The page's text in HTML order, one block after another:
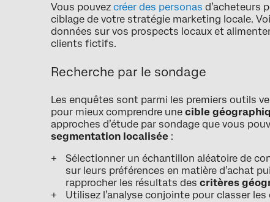
Vous pouvez créer des personas d’acheteurs
ciblage de votre stratégie marketing locale.
données sur vos prospects locaux et
clients fictifs.
Recherche par le sondage
Les enquêtes sont parmi les premiers outils
pour mieux comprendre une cible
approches d’étude par sondage que vous
segmentation localisée :
Sélectionner un échantillon aléatoire de
sur leurs préférences en matière d’achat
rapprocher les résultats des critères
Utilisez l’analyse conjointe pour classer